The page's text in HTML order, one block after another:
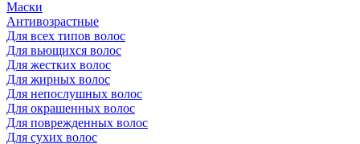
Маски
Антивозрастные
Для всех типов волос
Для вьющихся волос
Для жестких волос
Для жирных волос
Для непослушных волос
Для окрашенных волос
Для поврежденных волос
Для сухих волос